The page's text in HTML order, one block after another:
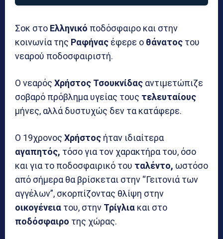
Σοκ στο Ελληνικό ποδόσφαιρο και στην
κοινωνία της Ραφήνας έφερε ο θάνατος του
νεαρού ποδοσφαιριστή.
Ο νεαρός Χρήστος Τσουκνίδας αντιμετώπιζε
σοβαρό πρόβλημα υγείας τους τελευταίους
μήνες, αλλά δυστυχώς δεν τα κατάφερε.
Ο 19χρονος Χρήστος ήταν ιδιαίτερα
αγαπητός, τόσο για τον χαρακτήρα του, όσο
και για το ποδοσφαιρικό του ταλέντο, ωστόσο
από σήμερα θα βρίσκεται στην “Γειτονιά των
αγγέλων”, σκορπίζοντας θλίψη στην
οικογένεια του, στην Τρίγλια και στο
ποδόσφαιρο της χώρας.